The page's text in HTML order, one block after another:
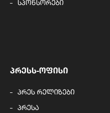
სპონსორები
ᲞᲠᲔᲡᲡ-ᲝᲤᲘᲡᲘ
პრეს რელიზები
პრესა